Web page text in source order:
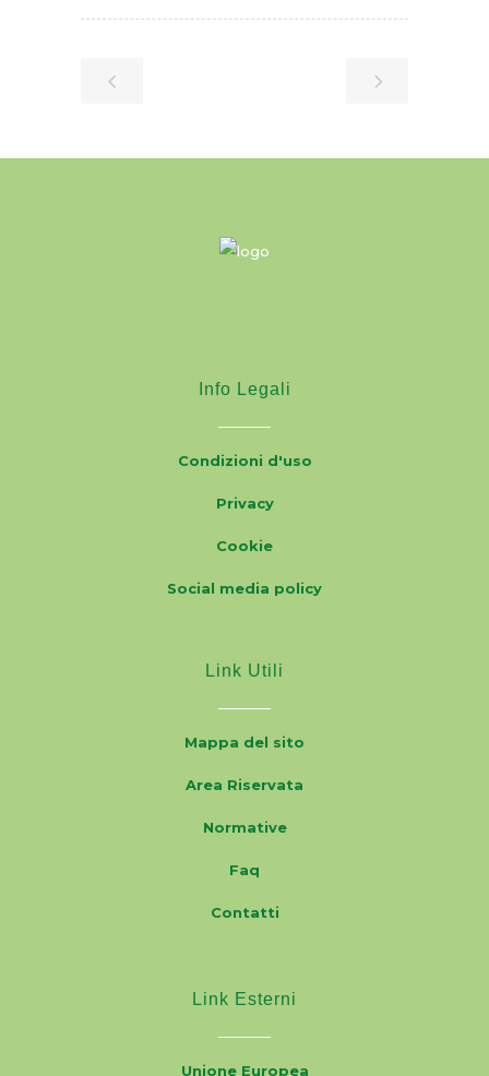
Info Legali
Condizioni d'uso
Privacy
Cookie
Social media policy
Link Utili
Mappa del sito
Area Riservata
Normative
Faq
Contatti
Link Esterni
Unione Europea